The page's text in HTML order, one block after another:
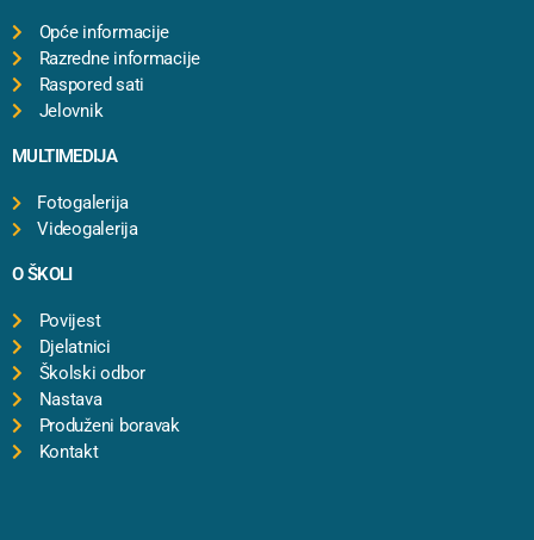
Opće informacije
Razredne informacije
Raspored sati
Jelovnik
MULTIMEDIJA
Fotogalerija
Videogalerija
O ŠKOLI
Povijest
Djelatnici
Školski odbor
Nastava
Produženi boravak
Kontakt